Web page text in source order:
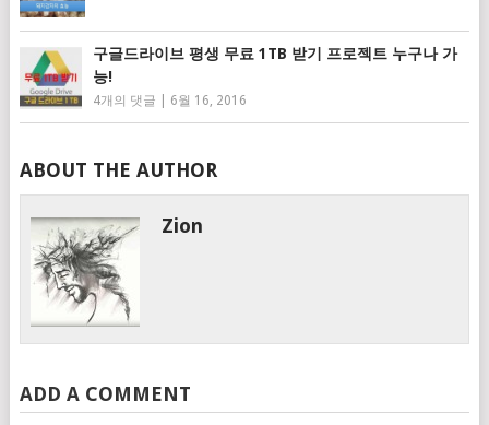
구글드라이브 평생 무료 1TB 받기 프로젝트 누구나 가
능!
4개의 댓글 6월 16, 2016
ABOUT THE AUTHOR
Zion
ADD A COMMENT